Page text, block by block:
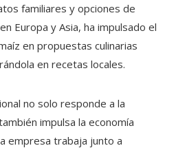
familiares y opciones de
Europa y Asia, ha impulsado el
en propuestas culinarias
en recetas locales.
no solo responde a la
impulsa la economía
empresa trabaja junto a